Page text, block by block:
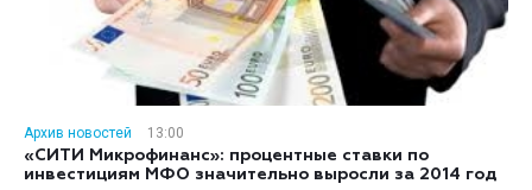
Архив новостей
13:00
«СИТИ Микрофинанс»: процентные ставки по
инвестициям МФО значительно выросли за 2014 год